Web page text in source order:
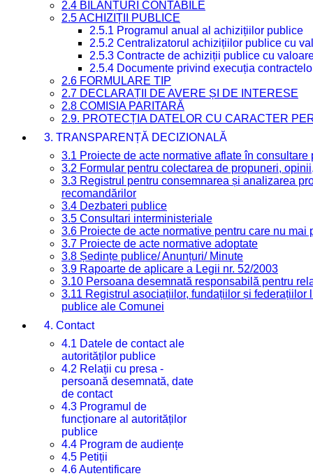
2.4 BILANȚURI CONTABILE
2.5 ACHIZIȚII PUBLICE
2.5.1 Programul anual al achizițiilor publice
2.5.2 Centralizatorul achizițiilor publice cu
2.5.3 Contracte de achiziții publice cu
2.5.4 Documente privind execuția
2.6 FORMULARE TIP
2.7 DECLARAȚII DE AVERE ȘI DE INTERESE
2.8 COMISIA PARITARĂ
2.9. PROTECȚIA DATELOR CU CARACTER
3. TRANSPARENȚĂ DECIZIONALĂ
3.1 Proiecte de acte normative aflate în consultare
3.2 Formular pentru colectarea de propuneri,
3.3 Registrul pentru consemnarea și analizarea
recomandărilor
3.4 Dezbateri publice
3.5 Consultari interministeriale
3.6 Proiecte de acte normative pentru care nu mai
3.7 Proiecte de acte normative adoptate
3.8 Ședințe publice/ Anunțuri/ Minute
3.9 Rapoarte de aplicare a Legii nr. 52/2003
3.10 Persoana desemnată responsabilă pentru
3.11 Registrul asociațiilor, fundațiilor și federațiilor
publice ale Comunei
4. Contact
4.1 Datele de contact ale
autorităților publice
4.2 Relații cu presa -
persoană desemnată, date
de contact
4.3 Programul de
funcționare al autorităților
publice
4.4 Program de audiențe
4.5 Petiții
4.6 Autentificare